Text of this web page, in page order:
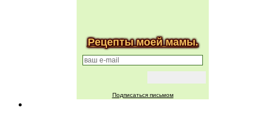
Рецепты моей мамы.
Подписаться письмом